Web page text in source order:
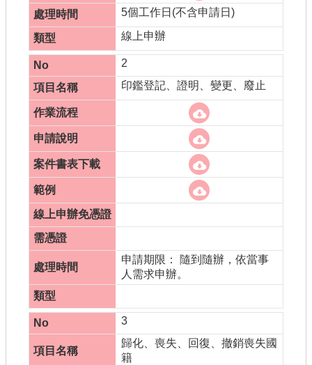
5個工作日(不含申請日)
線上申辦
2
印鑑登記、證明、變更、廢止
申請期限： 隨到隨辦，依當事
人需求申辦。
3
歸化、喪失、回復、撤銷喪失國
籍